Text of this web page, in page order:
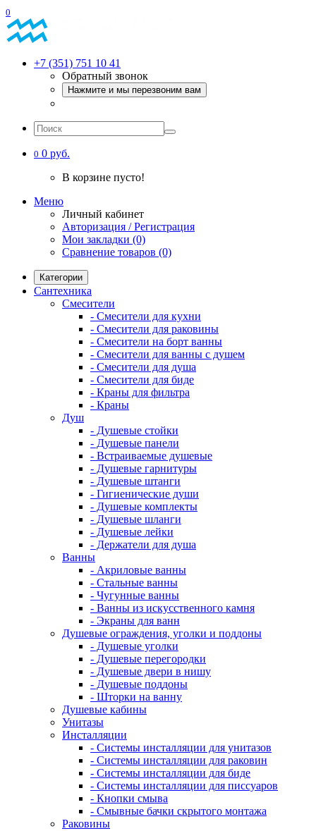
0
+7 (351) 751 10 41
Обратный звонок
Нажмите и мы перезвоним вам
0 0 руб.
В корзине пусто!
Меню
Личный кабинет
Авторизация / Регистрация
Мои закладки (0)
Сравнение товаров (0)
Категории
Сантехника
Смесители
- Смесители для кухни
- Смесители для раковины
- Смесители на борт ванны
- Смесители для ванны с душем
- Смесители для душа
- Смесители для биде
- Краны для фильтра
- Краны
Душ
- Душевые стойки
- Душевые панели
- Встраиваемые душевые
- Душевые гарнитуры
- Душевые штанги
- Гигиенические души
- Душевые комплекты
- Душевые шланги
- Душевые лейки
- Держатели для душа
Ванны
- Акриловые ванны
- Стальные ванны
- Чугунные ванны
- Ванны из искусственного камня
- Экраны для ванн
Душевые ограждения, уголки и поддоны
- Душевые уголки
- Душевые перегородки
- Душевые двери в нишу
- Душевые поддоны
- Шторки на ванну
Душевые кабины
Унитазы
Инсталляции
- Системы инсталляции для унитазов
- Системы инсталляции для раковин
- Системы инсталляции для биде
- Системы инсталляции для писсуаров
- Кнопки смыва
- Смывные бачки скрытого монтажа
Раковины